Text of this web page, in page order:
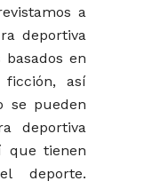
a
deportiva
en
así
se pueden
deportiva
que tienen
deporte.